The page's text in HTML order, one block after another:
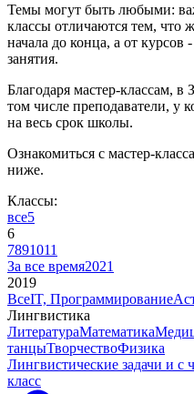
Темы могут быть любыми:
классы отличаются тем, что
начала до конца, а от курсов
занятия.
Благодаря мастер-классам,
том числе преподаватели, у
на весь срок школы.
Ознакомиться с мастер-
ниже.
Классы:
все5
6
7891011
За все время2021
2019
ВсеIT, Программирование
Лингвистика
ЛитератураМатематика
танцыТворчествоФизика
Лингвистические задачи и с
класс